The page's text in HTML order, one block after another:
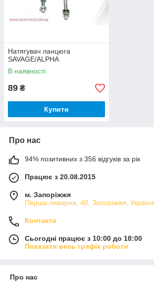
Натягувач ланцюга
SAVAGE/ALPHA
В наявності
89 ₴
Купити
Про нас
94% позитивних з 356 відгуків за рік
Працює з 20.08.2015
м. Запоріжжя
Перша ливарна, 40, Запоріжжя, Україна
Контакти
Сьогодні працює з 10:00 до 18:00
Показати весь графік роботи
Про нас